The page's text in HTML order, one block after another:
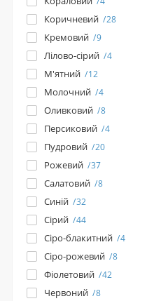
Коричневий 28
Кремовий 9
Лілово-сірий 4
М'ятний 12
Молочний 4
Оливковий 8
Персиковий 4
Пудровий 20
Рожевий 37
Салатовий 8
Синій 32
Сірий 44
Сіро-блакитний 4
Сіро-рожевий 8
Фіолетовий 42
Червоний 8